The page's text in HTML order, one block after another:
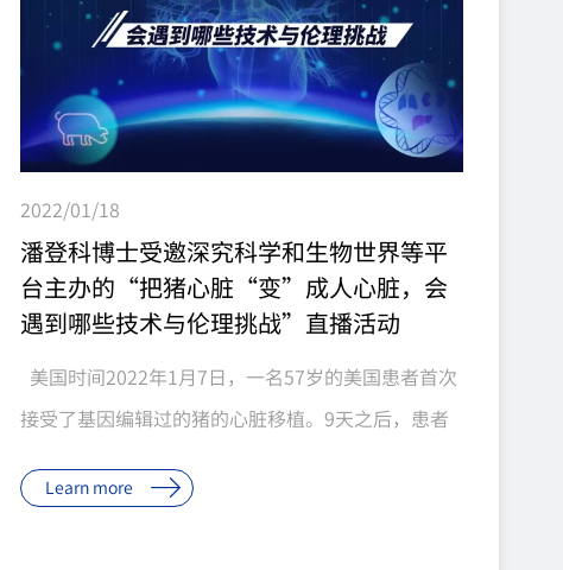
2022/01/18
潘登科博士受邀深究科学和生物世界等平
台主办的“把猪心脏“变”成人心脏，会
遇到哪些技术与伦理挑战”直播活动
美国时间2022年1月7日，一名57岁的美国患者首次
接受了基因编辑过的猪的心脏移植。9天之后，患者
是“非常重要的进展”。 去年10月，纽约大学朗格
Learn more